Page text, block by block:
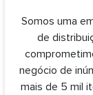
Somos uma
de
negócio de
mais de 5 mil